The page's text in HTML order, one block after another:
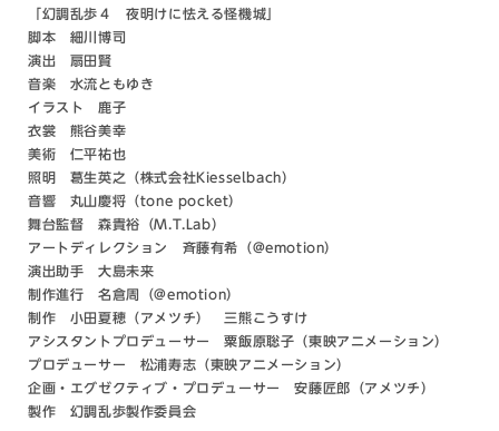
「幻調乱歩４ 夜明けに怯える怪機城」
脚本 細川博司
演出 扇田賢
音楽 水流ともゆき
イラスト 鹿子
衣裳 熊谷美幸
美術 仁平祐也
照明 葛生英之（株式会社Kiesselbach）
音響 丸山慶将（tone pocket）
舞台監督 森貴裕（M.T.Lab）
アートディレクション 斉藤有希（@emotion）
演出助手 大島未来
制作進行 名倉周（@emotion）
制作 小田夏穂（アメツチ） 三熊こうすけ
アシスタントプロデューサー 粟飯原聡子（東映アニメーション）
プロデューサー 松浦寿志（東映アニメーション）
企画・エグゼクティブ・プロデューサー 安藤匠郎（アメツチ）
製作 幻調乱歩製作委員会